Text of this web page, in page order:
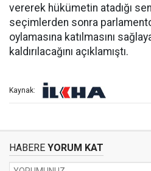
vererek hükümetin atadığı
seçimlerden sonra
oylamasına katılmasını
kaldırılacağını açıklamıştı.
Kaynak:
HABERE YORUM KAT